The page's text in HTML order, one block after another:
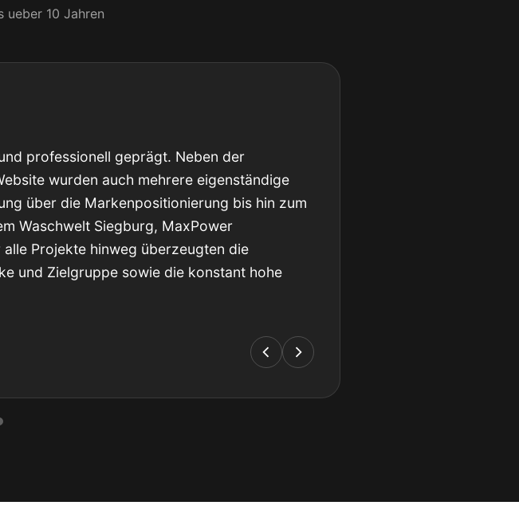
ueber 10 Jahren
professionell geprägt. Neben der
wurden auch mehrere eigenständige
über die Markenpositionierung bis hin zum
Waschwelt Siegburg, MaxPower
Projekte hinweg überzeugten die
und Zielgruppe sowie die konstant hohe